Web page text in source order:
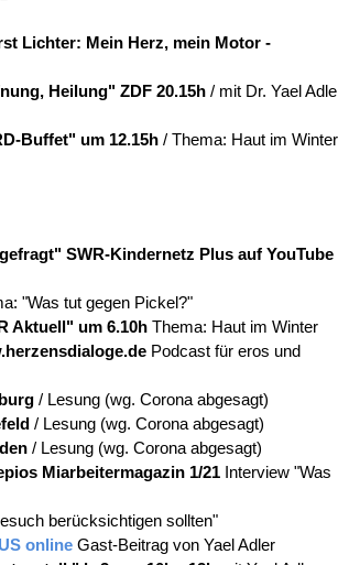
Lichter: Mein Herz, mein Motor -
Heilung" ZDF 20.15h/ mit Dr. Yael
Buffet" um 12.15h/ Thema: Haut im Winter
SWR-Kindernetz Plus auf YouTube
"Was tut gegen Pickel?"
Aktuell" um 6.10hThema: Haut im Winter
Podcast für eros und
/ Lesung (wg. Corona abgesagt)
/ Lesung (wg. Corona abgesagt)
/ Lesung (wg. Corona abgesagt)
Miarbeitermagazin 1/21Interview "Was
berücksichtigen sollten"
onlineGast-Beitrag von Yael Adler